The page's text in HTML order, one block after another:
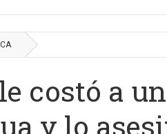
costó a
y lo